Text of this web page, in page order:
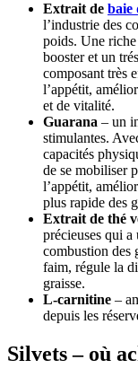
Extrait de baie
l’industrie des
poids. Une
booster et un
composant très
l’appétit,
et de vitalité.
Guarana – un
stimulantes.
capacités
de se mobiliser
l’appétit,
plus rapide des
Extrait de thé
précieuses qui
combustion des
faim, régule la
graisse.
L-carnitine –
depuis les
Silvets – où